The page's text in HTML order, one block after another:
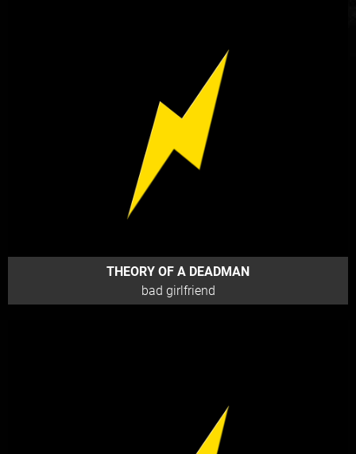
THEORY OF A DEADMAN
bad girlfriend